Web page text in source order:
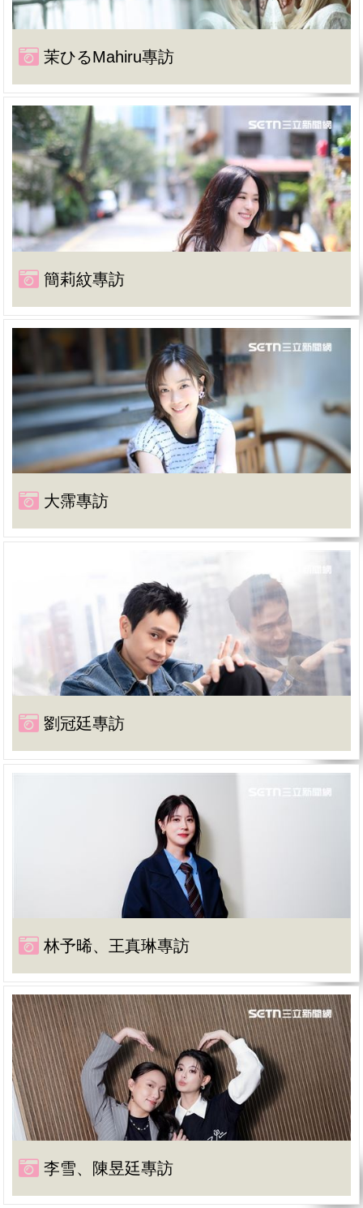
茉ひるMahiru專訪
簡莉紋專訪
大霈專訪
劉冠廷專訪
林予晞、王真琳專訪
李雪、陳昱廷專訪